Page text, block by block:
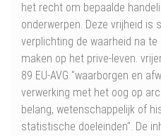
het recht om bepaalde
onderwerpen. Deze vrijheid is
verplichting de waarheid na
maken op het prive-leven.
89 EU-AVG "waarborgen en
verwerking met het oog op
belang, wetenschappelijk of
statistische doeleinden". De